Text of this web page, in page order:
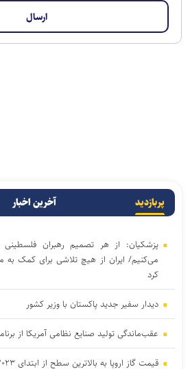
پربازدید آخرین اخبار
پزشکیان: از هر تصمیم رهبران
می‌کنیم/ ایران از هیچ تلاشی برای کمک
کرد
دیدار سفیر جدید پاکستان با وزیر کشور
عقب‌ماندگی تولید صنایع نظامی آمریکا از
قیمت گاز اروپا به بالاترین سطح از ابتدای ۲۰۲۳ رسید